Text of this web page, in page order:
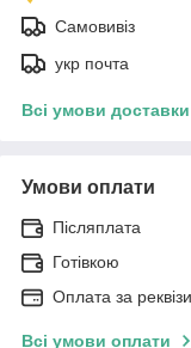
Самовивіз
укр почта
Всі умови доставки
Умови оплати
Післяплата
Готівкою
Оплата за
Всі умови оплати